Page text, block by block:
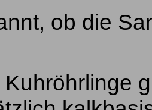
ob die